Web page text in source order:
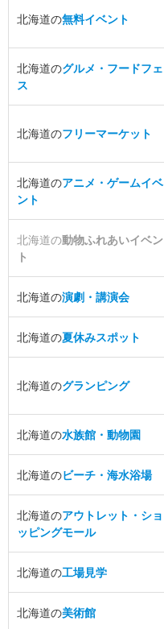
北海道の無料イベント
北海道のグルメ・フードフェ
ス
北海道のフリーマーケット
北海道のアニメ・ゲームイベ
ント
北海道の動物ふれあいイベン
ト
北海道の演劇・講演会
北海道の夏休みスポット
北海道のグランピング
北海道の水族館・動物園
北海道のビーチ・海水浴場
北海道のアウトレット・ショ
ッピングモール
北海道の工場見学
北海道の美術館